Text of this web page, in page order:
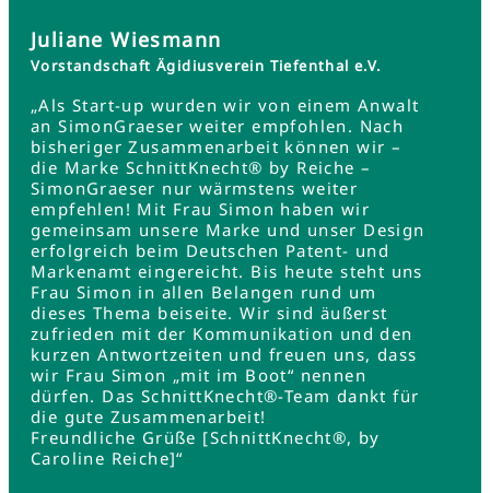
Juliane Wiesmann
Vorstandschaft Ägidiusverein Tiefenthal e.V.
„Als Start-up wurden wir von einem Anwalt
an SimonGraeser weiter empfohlen. Nach
bisheriger Zusammenarbeit können wir –
die Marke SchnittKnecht® by Reiche –
SimonGraeser nur wärmstens weiter
empfehlen! Mit Frau Simon haben wir
gemeinsam unsere Marke und unser Design
erfolgreich beim Deutschen Patent- und
Markenamt eingereicht. Bis heute steht uns
Frau Simon in allen Belangen rund um
dieses Thema beiseite. Wir sind äußerst
zufrieden mit der Kommunikation und den
kurzen Antwortzeiten und freuen uns, dass
wir Frau Simon „mit im Boot“ nennen
dürfen. Das SchnittKnecht®-Team dankt für
die gute Zusammenarbeit!
Freundliche Grüße [SchnittKnecht®, by
Caroline Reiche]“